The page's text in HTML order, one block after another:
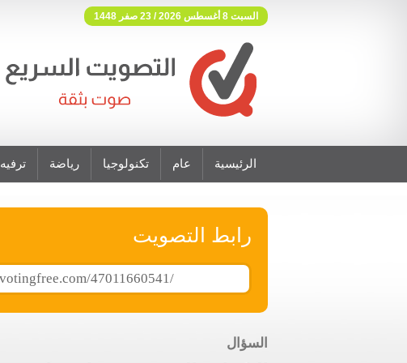
السبت 8 أغسطس 2026 / 23 صفر 1448
فوتنج فري موقع تصويت مجاني
الرئيسية عام تكنولوجيا رياضة ترفيه
رابط التصويت
السؤال